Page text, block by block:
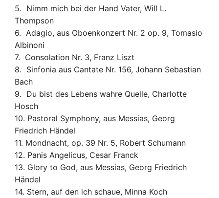
5. Nimm mich bei der Hand Vater, Will L.
Thompson
6. Adagio, aus Oboenkonzert Nr. 2 op. 9, Tomasio
Albinoni
7. Consolation Nr. 3, Franz Liszt
8. Sinfonia aus Cantate Nr. 156, Johann Sebastian
Bach
9. Du bist des Lebens wahre Quelle, Charlotte
Hosch
10. Pastoral Symphony, aus Messias, Georg
Friedrich Händel
11. Mondnacht, op. 39 Nr. 5, Robert Schumann
12. Panis Angelicus, Cesar Franck
13. Glory to God, aus Messias, Georg Friedrich
Händel
14. Stern, auf den ich schaue, Minna Koch